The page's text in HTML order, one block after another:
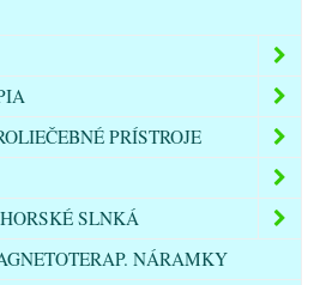
PRÍSTROJE
SLNKÁ
NÁRAMKY